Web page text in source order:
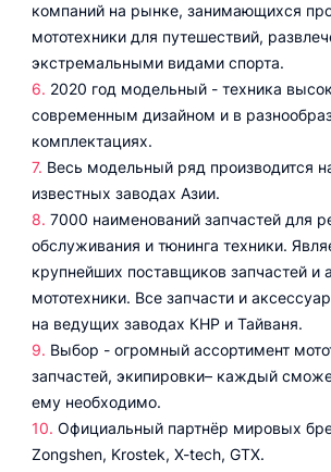
компаний на рынке, занимающихся
мототехники для путешествий,
экстремальными видами спорта.
2020 год модельный - техника
современным дизайном и в
комплектациях.
Весь модельный ряд производится
известных заводах Азии.
7000 наименований запчастей для
обслуживания и тюнинга техники.
крупнейших поставщиков запчастей и
мототехники. Все запчасти и
на ведущих заводах КНР и Тайваня.
Выбор - огромный ассортимент
запчастей, экипировки– каждый
ему необходимо.
Официальный партнёр мировых
Zongshen, Krostek, X-tech, GTX.